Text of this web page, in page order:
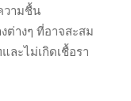
วามชื้น
ต่างๆ ที่อาจสะสม
ละไม่เกิดเชื้อรา